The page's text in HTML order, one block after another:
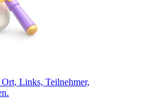
Links, Teilnehmer,